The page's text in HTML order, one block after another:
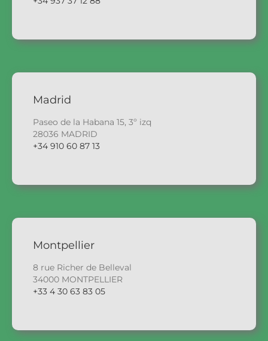
Madrid
Paseo de la Habana 15, 3º izq
28036 MADRID
+34 910 60 87 13
Montpellier
8 rue Richer de Belleval
34000 MONTPELLIER
+33 4 30 63 83 05